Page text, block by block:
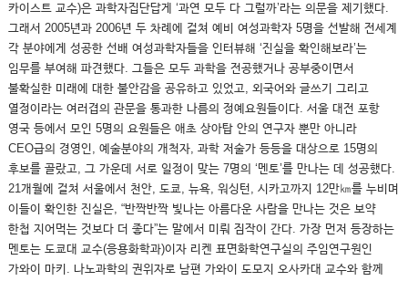
카이스트 교수)은 과학자집단답게 ‘과연 모두 다 그럴까’라는 의문을 제기했다.
그래서 2005년과 2006년 두 차례에 걸쳐 예비 여성과학자 5명을 선발해 전세계
각 분야에게 성공한 선배 여성과학자들을 인터뷰해 ‘진실을 확인해보라’는
임무를 부여해 파견했다. 그들은 모두 과학을 전공했거나 공부중이면서
불확실한 미래에 대한 불안감을 공유하고 있었고, 외국어와 글쓰기 그리고
열정이라는 여러겹의 관문을 통과한 나름의 정예요원들이다. 서울 대전 포항
영국 등에서 모인 5명의 요원들은 애초 상아탑 안의 연구자 뿐만 아니라
CEO급의 경영인, 예술분야의 개척자, 과학 저술가 등등을 대상으로 15명의
후보를 골랐고, 그 가운데 서로 일정이 맞는 7명의 ‘멘토’를 만나는 데 성공했다.
21개월에 걸쳐 서울에서 천안, 도쿄, 뉴욕, 워싱턴, 시카고까지 12만㎞를 누비며
이들이 확인한 진실은, “반짝반짝 빛나는 아름다운 사람을 만나는 것은 보약
한첩 지어먹는 것보다 더 좋다”는 말에서 미뤄 짐작이 간다. 가장 먼저 등장하는
멘토는 도쿄대 교수(응용화학과)이자 리켄 표면화학연구실의 주임연구원인
가와이 마키. 나노과학의 권위자로 남편 가와이 도모지 오사카대 교수와 함께